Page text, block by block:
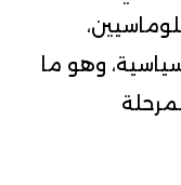
وهو ما